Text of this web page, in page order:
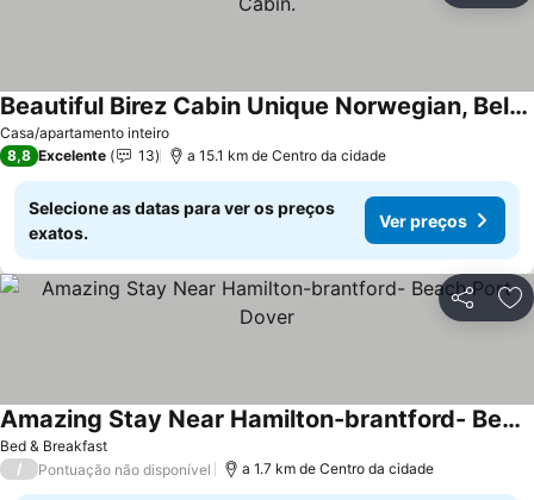
Casa/apartamento inteiro
Beautiful Birez Cabin Unique Norwegian, Belgium Style Cabin.
Ver preços
8,8 Excelente 13 a 15.1 km de Centro da cidade
Selecione as datas para ver os preços
exatos.
Ver preços
Partilhar
Bed & Breakfast
Amazing Stay Near Hamilton-brantford- Beach Port Dover
Ver preços
/ Pontuação não disponível a 1.7 km de Centro da cidade